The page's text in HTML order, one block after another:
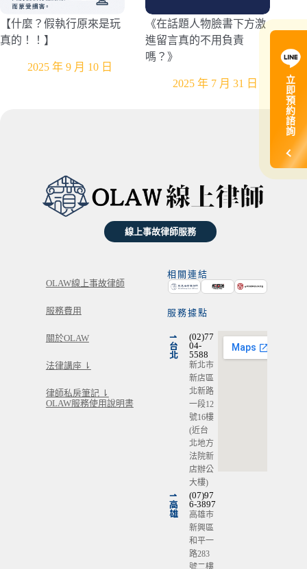
立
即
預
約
諮
詢
【什麼？假執行原來是玩
真的！！】
2025 年 9 月 10 日
《在話題人物臉書下方激
進留言真的不用負責
嗎？》
2025 年 7 月 31 日
線上事故律師服務
OLAW線上事故律師
服務費用
關於OLAW
法律講座 ⇂
律師私房筆記 ⇂
OLAW服務使用說明書
相關連結
服務據點
⇀
台
北
(02)77
04-
5588
新北市
新店區
北新路
一段12
號16樓
(近台
北地方
法院新
店辦公
大樓)
⇀
高
雄
(07)97
6-3897
高雄市
新興區
和平一
路283
號二樓